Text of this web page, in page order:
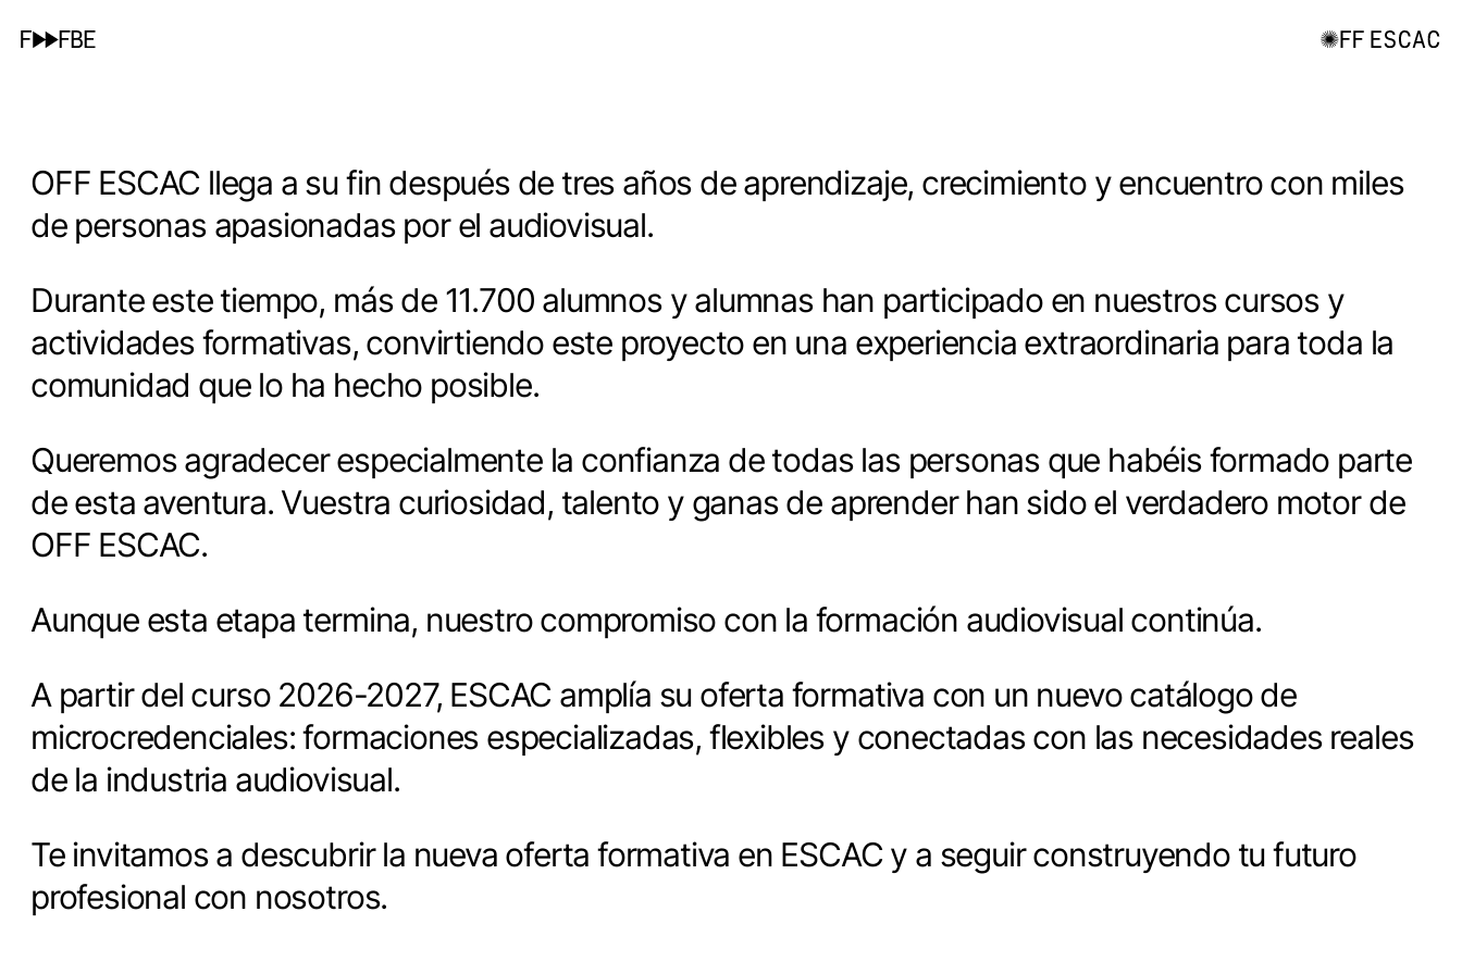
OFF ESCAC llega a su fin después de tres años de aprendizaje, crecimiento y encuentro con miles
de personas apasionadas por el audiovisual.
Durante este tiempo, más de 11.700 alumnos y alumnas han participado en nuestros cursos y
actividades formativas, convirtiendo este proyecto en una experiencia extraordinaria para toda la
comunidad que lo ha hecho posible.
Queremos agradecer especialmente la confianza de todas las personas que habéis formado parte
de esta aventura. Vuestra curiosidad, talento y ganas de aprender han sido el verdadero motor de
OFF ESCAC.
Aunque esta etapa termina, nuestro compromiso con la formación audiovisual continúa.
A partir del curso 2026-2027, ESCAC amplía su oferta formativa con un nuevo catálogo de
microcredenciales: formaciones especializadas, flexibles y conectadas con las necesidades reales
de la industria audiovisual.
Te invitamos a descubrir la nueva oferta formativa en ESCAC y a seguir construyendo tu futuro
profesional con nosotros.